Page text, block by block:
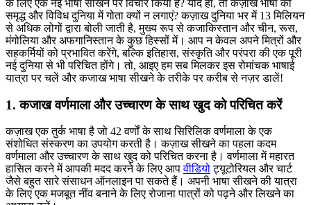
के लिए एक नई भाषा सीखने पर विचार किया है? यदि हां, तो कज़ाख भाषा की
समृद्ध और विविध दुनिया में गोता क्यों न लगाएं? कज़ाख दुनिया भर में 13 मिलियन
से अधिक लोगों द्वारा बोली जाती है, मुख्य रूप से कजाकिस्तान और चीन, रूस,
मंगोलिया और अफगानिस्तान के कुछ हिस्सों में। आप न केवल अपने मित्रों और
सहकर्मियों को प्रभावित करेंगे, बल्कि इतिहास, संस्कृति और परंपरा की एक पूरी
नई दुनिया से भी परिचित होंगे। तो, आइए हम सब मिलकर इस रोमांचक भाषाई
यात्रा पर चलें और कजाख भाषा सीखने के तरीके पर करीब से नज़र डालें!
1. कजाख वर्णमाला और उच्चारण के साथ खुद को परिचित करें
कज़ाख एक तुर्क भाषा है जो 42 वर्णों के साथ सिरिलिक वर्णमाला के एक
संशोधित संस्करण का उपयोग करती है। कज़ाख सीखने का पहला कदम
वर्णमाला और उच्चारण के साथ खुद को परिचित करना है। वर्णमाला में महारत
हासिल करने में आपकी मदद करने के लिए आपवीडियोट्यूटोरियल और चार्ट
जैसे बहुत सारे संसाधन ऑनलाइन पा सकते हैं। अपनी भाषा सीखने की यात्रा
के लिए एक मजबूत नींव बनाने के लिए रोजाना पात्रों को पढ़ने और लिखने का